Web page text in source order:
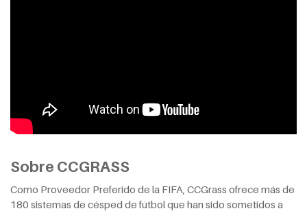
Sobre CCGRASS
Como Proveedor Preferido de la FIFA, CCGrass ofrece más de
180 sistemas de césped de fútbol que han sido sometidos a